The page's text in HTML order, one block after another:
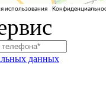
данных